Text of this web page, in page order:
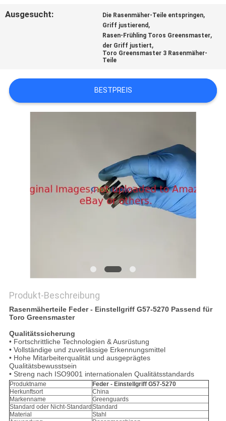
NACHRICHTEN
ZITAT
SITEMAP
Ausgesucht: Die Rasenmäher-Teile entspringen,
Griff justierend ,
Rasen-Frühling Toros Greensmaster,
der Griff justiert,
Toro Greensmaster 3 Rasenmäher-
Teile
BESTPREIS
Produkt-Beschreibung
Rasenmäherteile Feder - Einstellgriff G57-5270 Passend für
Toro Greensmaster
Qualitätssicherung
• Fortschrittliche Technologien & Ausrüstung
• Vollständige und zuverlässige Erkennungsmittel
• Hohe Mitarbeiterqualität und ausgeprägtes
Qualitätsbewusstsein
• Streng nach ISO9001 internationalen Qualitätsstandards
Produktname
Feder - Einstellgriff G57-5270
Herkunftsort
China
Markenname
Greenguards
Standard oder Nicht-Standard Standard
Material
Stahl